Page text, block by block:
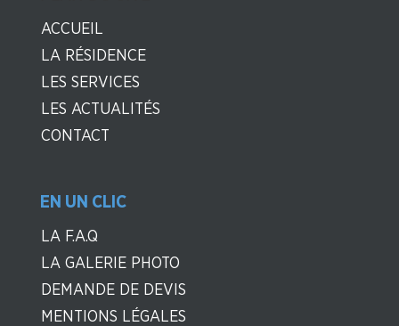
ACCUEIL
LA RÉSIDENCE
LES SERVICES
LES ACTUALITÉS
CONTACT
EN UN CLIC
LA F.A.Q
LA GALERIE PHOTO
DEMANDE DE DEVIS
MENTIONS LÉGALES